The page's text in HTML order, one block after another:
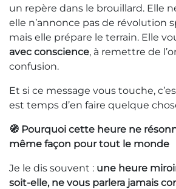
un repère dans le brouillard. Elle
elle n’annonce pas de révolution
mais elle prépare le terrain. Elle
avec conscience, à remettre de
confusion.
Et si ce message vous touche,
est temps d’en faire quelque
🧭 Pourquoi cette heure ne
même façon pour tout le monde
Je le dis souvent : une heure
soit-elle, ne vous parlera jamais